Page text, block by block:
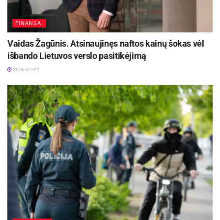
nebematys.
Aktualios naujienos
DHL perka „Venipak“ grupę: stiprins pozicijas
Europos Sąjungos sankcijos „Mere“ tinklo
savininkams: ekonominio saugumo ir solidarumo
su Ukraina užtikrinimas
2026-07-25
„Ši mažytė „Rail Baltica“ atkarpa, šis įvažiavimas
nuo sankirtos į Kauno geležinkelio stotį iš tiesų
yra ypatingos svarbos – ją įrengus atsiras nauja
galimybė, ypač keleiviniam transportui: keleiviai
iš Kauno geležinkelio stoties galės be trikdžių
FINANSAI
Vaidas Žagūnis. Atsinaujinęs naftos kainų šokas vėl
išbando Lietuvos verslo pasitikėjimą
2026-07-22